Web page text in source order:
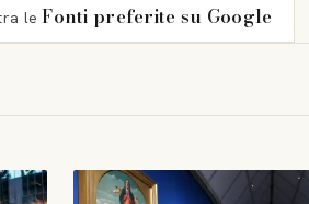
le Fonti preferite su Google